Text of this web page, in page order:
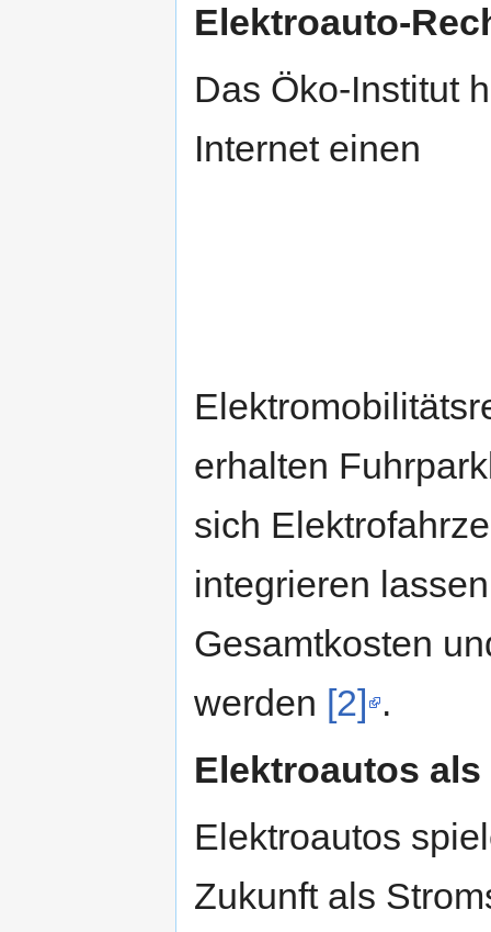
Elektroauto-
Das Öko-Institut
Internet einen
erhalten
sich
integrieren
Gesamtkosten
werden [2] .
Elektroautos
Elektroautos
Zukunft als